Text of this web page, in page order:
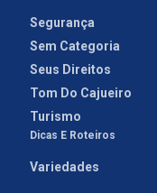
Segurança
Sem Categoria
Seus Direitos
Tom Do Cajueiro
Turismo
Dicas E Roteiros
Variedades